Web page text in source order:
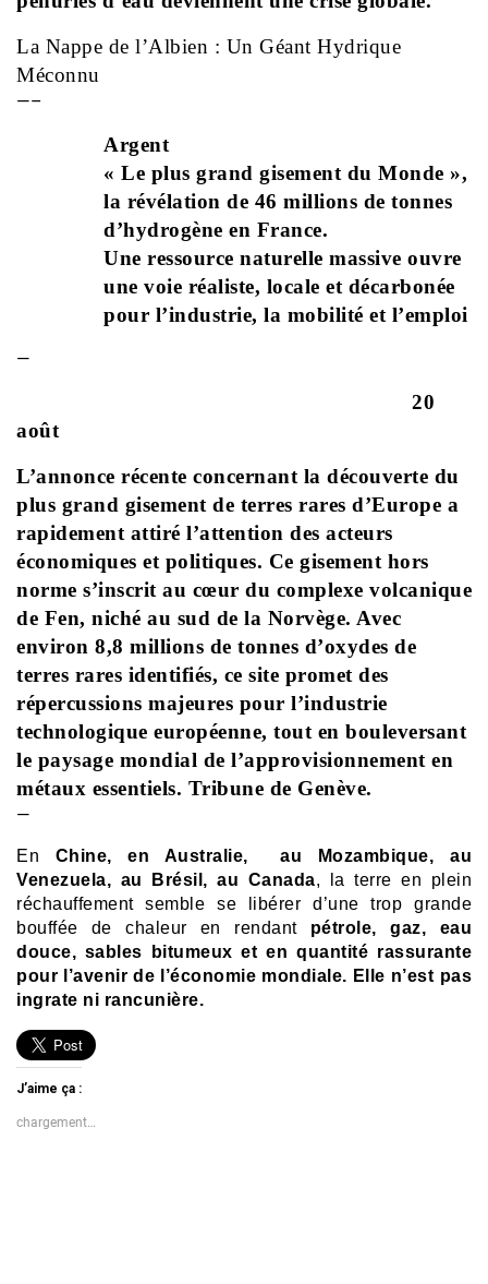
La Nappe de l’Albien : Un Géant Hydrique
Méconnu
—–
Argent
« Le plus grand gisement du Monde »,
la révélation de 46 millions de tonnes
d’hydrogène en France.
Une ressource naturelle massive ouvre
une voie réaliste, locale et décarbonée
pour l’industrie, la mobilité et l’emploi
—
20
août
L’annonce récente concernant la découverte du
plus grand gisement de terres rares d’Europe a
rapidement attiré l’attention des acteurs
économiques et politiques. Ce gisement hors
norme s’inscrit au cœur du complexe volcanique
de Fen, niché au sud de la Norvège. Avec
environ 8,8 millions de tonnes d’oxydes de
terres rares identifiés, ce site promet des
répercussions majeures pour l’industrie
technologique européenne, tout en bouleversant
le paysage mondial de l’approvisionnement en
métaux essentiels. Tribune de Genève.
—
En Chine, en Australie, au Mozambique, au
Venezuela, au Brésil, au Canada, la terre en plein
réchauffement semble se libérer d’une trop grande
bouffée de chaleur en rendant pétrole, gaz, eau
douce, sables bitumeux et en quantité rassurante
pour l’avenir de l’économie mondiale. Elle n’est pas
ingrate ni rancunière.
J’aime ça :
chargement…